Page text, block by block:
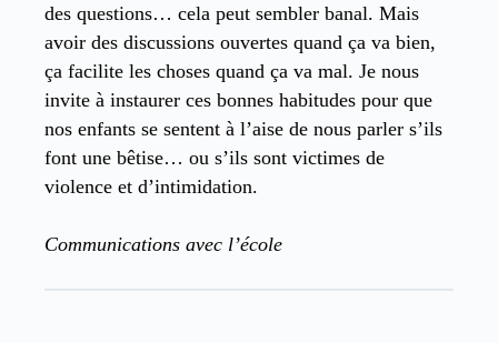
des questions… cela peut sembler banal. Mais
avoir des discussions ouvertes quand ça va bien,
ça facilite les choses quand ça va mal. Je nous
invite à instaurer ces bonnes habitudes pour que
nos enfants se sentent à l’aise de nous parler s’ils
font une bêtise… ou s’ils sont victimes de
violence et d’intimidation.
Communications avec l’école